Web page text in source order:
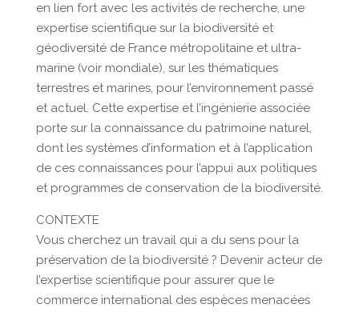
en lien fort avec les activités de recherche, une
expertise scientifique sur la biodiversité et
géodiversité de France métropolitaine et ultra-
marine (voir mondiale), sur les thématiques
terrestres et marines, pour l’environnement passé
et actuel. Cette expertise et l’ingénierie associée
porte sur la connaissance du patrimoine naturel,
dont les systèmes d’information et à l’application
de ces connaissances pour l’appui aux politiques
et programmes de conservation de la biodiversité.
CONTEXTE
Vous cherchez un travail qui a du sens pour la
préservation de la biodiversité ? Devenir acteur de
l’expertise scientifique pour assurer que le
commerce international des espèces menacées